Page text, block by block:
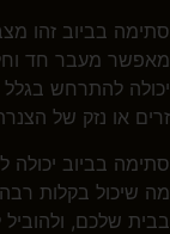
סתימה בביוב זהו
מאפשר מעבר חד
יכולה להתרחש
זרים או נזק של
סתימה בביוב יכולה
מה שיכול בקלות
בבית שלכם,